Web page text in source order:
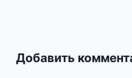
Добавить